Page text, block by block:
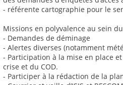
- référente cartographie pour le
Missions en polyvalence au sein
- Demandes de déminage
- Alertes diverses (notamment
- Participation à la mise en place
crise et du COD.
- Participer à la rédaction de la